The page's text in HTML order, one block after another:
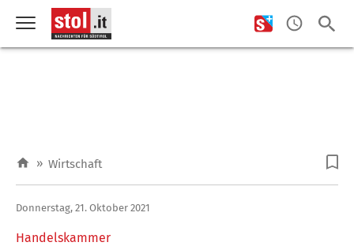
» Wirtschaft
Handelskammer
Donnerstag, 21. Oktober 2021